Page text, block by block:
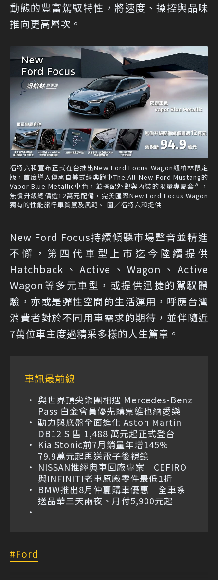
動態的豐富駕馭特性，將速度、操控與品味
推向更高層次。
福特六和宣布正式在台推出New Ford Focus Wagon紐柏林限定
版，首度導入傳承自美式經典跑車The All-New Ford Mustang的
Vapor Blue Metallic車色，並搭配外觀與內裝的限量專屬套件，
無償升級總價逾12萬元配備，完美匯聚New Ford Focus Wagon
獨有的性能旅行車質感及風範。 圖／福特六和提供
New Ford Focus持續傾聽市場聲音並精進
不懈，第四代車型上市迄今陸續提供
Hatchback、Active、Wagon、Active
Wagon等多元車型，或提供迅捷的駕馭體
驗，亦或是彈性空間的生活運用，呼應台灣
消費者對於不同用車需求的期待，並伴隨近
7萬位車主度過精采多樣的人生篇章。
車訊最前線
與世界頂尖樂團相遇 Mercedes-Benz
Pass 白金會員優先購票維也納愛樂
動力與底盤全面進化 Aston Martin
DB12 S 售 1,488 萬元起正式登台
Kia Stonic前7月銷量年增145%
79.9萬元起再送電子後視鏡
NISSAN推經典車回廠專案 CEFIRO
與INFINITI老車原廠零件最低1折
BMW推出8月仲夏購車優惠 全車系
送晶華三天兩夜、月付5,900元起
Ford